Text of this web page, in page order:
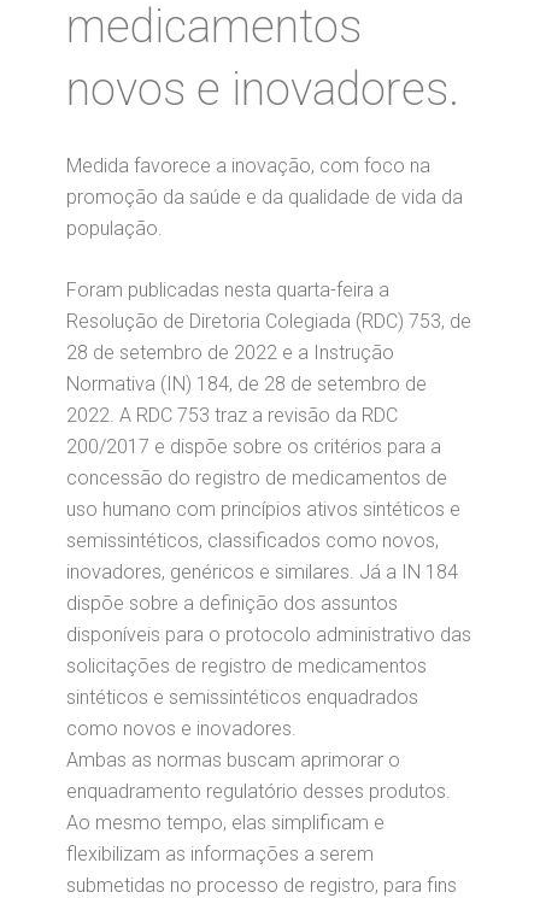
medicamentos
novos e inovadores.
Medida favorece a inovação, com foco na
promoção da saúde e da qualidade de vida da
população.
Foram publicadas nesta quarta-feira a
Resolução de Diretoria Colegiada (RDC) 753, de
28 de setembro de 2022 e a Instrução
Normativa (IN) 184, de 28 de setembro de
2022. A RDC 753 traz a revisão da RDC
200/2017 e dispõe sobre os critérios para a
concessão do registro de medicamentos de
uso humano com princípios ativos sintéticos e
semissintéticos, classificados como novos,
inovadores, genéricos e similares. Já a IN 184
dispõe sobre a definição dos assuntos
disponíveis para o protocolo administrativo das
solicitações de registro de medicamentos
sintéticos e semissintéticos enquadrados
como novos e inovadores.
Ambas as normas buscam aprimorar o
enquadramento regulatório desses produtos.
Ao mesmo tempo, elas simplificam e
flexibilizam as informações a serem
submetidas no processo de registro, para fins